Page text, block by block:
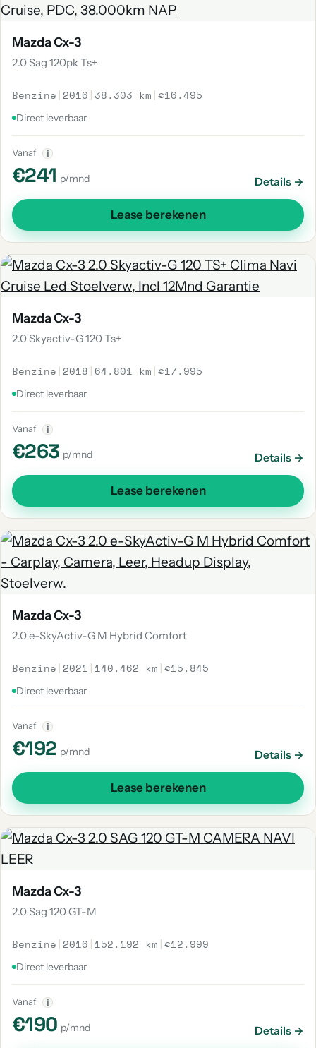
Mazda Cx-3
2.0 Sag 120pk Ts+
Benzine | 2016 | 38.303 km |€16.495
Direct leverbaar
Vanaf i
€241 p/mnd Details →
Lease berekenen
Mazda Cx-3
2.0 Skyactiv-G 120 Ts+
Benzine | 2018 | 64.801 km |€17.995
Direct leverbaar
Vanaf i
€263 p/mnd Details →
Lease berekenen
Mazda Cx-3
2.0 e-SkyActiv-G M Hybrid Comfort
Benzine | 2021 | 140.462 km |€15.845
Direct leverbaar
Vanaf i
€192 p/mnd Details →
Lease berekenen
Mazda Cx-3
2.0 Sag 120 GT-M
Benzine | 2016 | 152.192 km |€12.999
Direct leverbaar
Vanaf i
€190 p/mnd Details →